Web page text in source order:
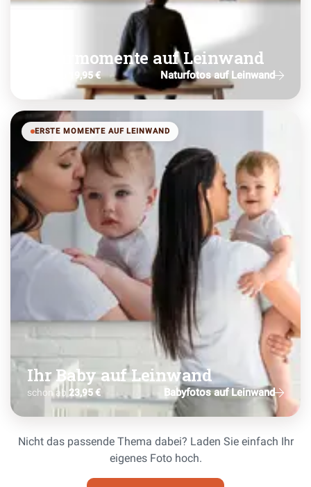
Naturmomente auf Leinwand
19,95 € Naturfotos auf Leinwand
ERSTE MOMENTE AUF LEINWAND
Ihr Baby auf Leinwand
schon ab 23,95 € Babyfotos auf Leinwand
Nicht das passende Thema dabei? Laden Sie einfach Ihr
eigenes Foto hoch.